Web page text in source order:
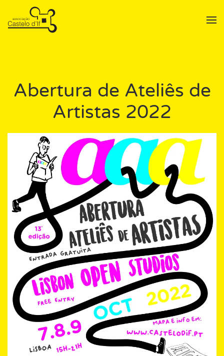
Skip to main content
Abertura de Ateliês de
Artistas 2022